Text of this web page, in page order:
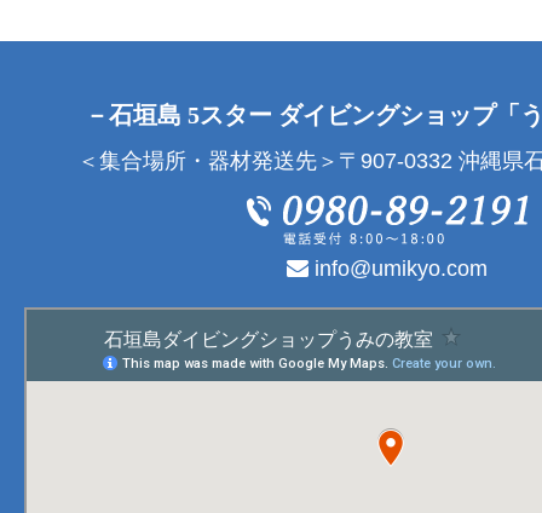
－石垣島 5スター ダイビングショップ「
＜集合場所・器材発送先＞〒907-0332 沖縄県
info@umikyo.com